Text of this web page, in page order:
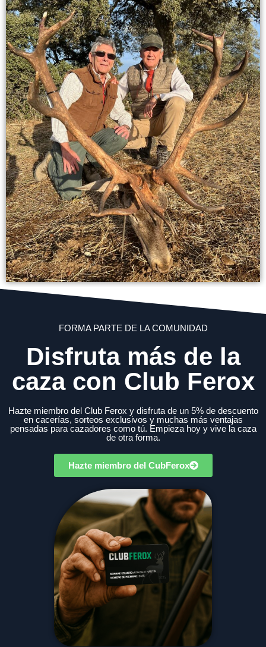
FORMA PARTE DE LA COMUNIDAD
Disfruta más de la
caza con Club Ferox
Hazte miembro del Club Ferox y disfruta de un 5% de descuento
en cacerías, sorteos exclusivos y muchas más ventajas
pensadas para cazadores como tú. Empieza hoy y vive la caza
de otra forma.
Hazte miembro del CubFerox